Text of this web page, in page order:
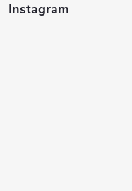
Instagram